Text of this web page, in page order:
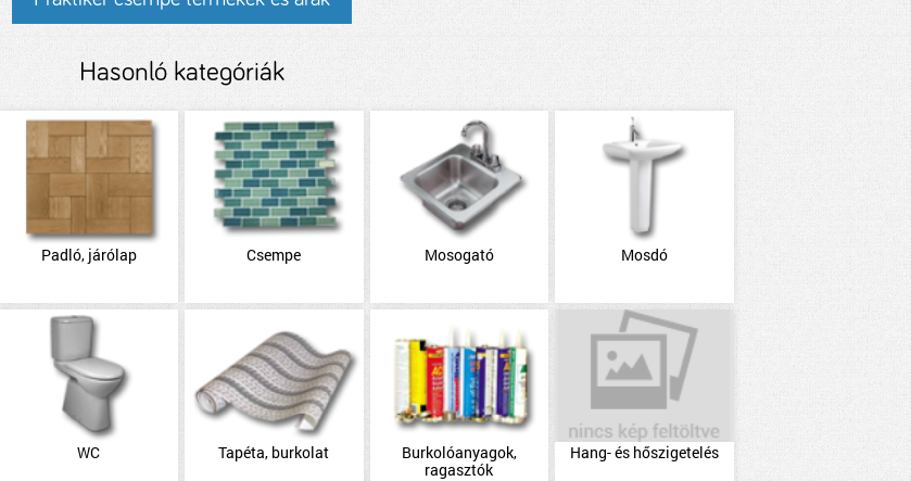
Hasonló kategóriák
Padló, járólap Csempe Mosogató Mosdó
WC Tapéta, burkolat
Burkolóanyagok,
ragasztók
Hang- és hőszigetelés